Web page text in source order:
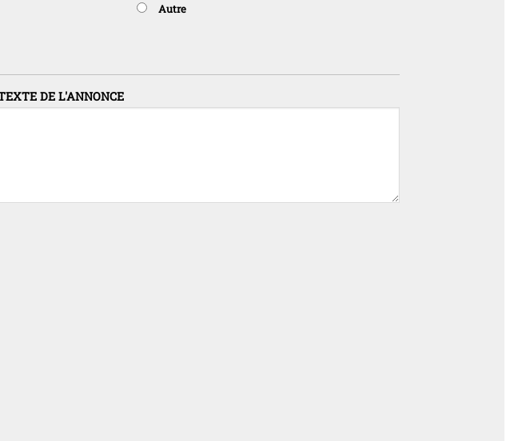
Autre
DE L'ANNONCE